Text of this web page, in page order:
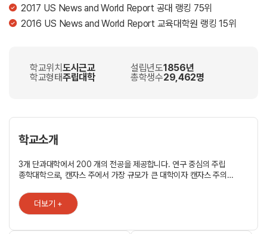
2017 US News and World Report 공대 랭킹 75위
2016 US News and World Report 교육대학원 랭킹 15위
학교위치 도시근교 설립년도1856년
학교형태주립대학 총학생수29,462명
학교소개
3개 단과대학에서 200 개의 전공을 제공합니다. 연구 중심의 주립
종학대학으로, 캔자스 주에서 가장 규모가 큰 대학이자 캔자스 주의
프로그램이 잘돼 있고, career counsellor 취업 관련 안내를
전담합니다. - 2017 US News and World Report 주립대 랭킹 56위
- 2017 US News and World Report ?경영대 랭킹 63위 - 2017 US
News and World Report 공대 랭킹 75위 - 2016 US News and
더보기 +